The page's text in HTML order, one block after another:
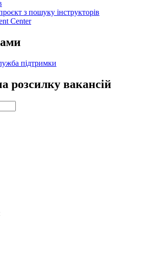
з пошуку інструкторів
Center
підтримки
розсилку вакансій